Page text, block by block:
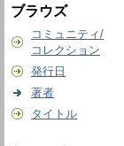
ブラウズ
コミュニティ/
コレクション
発行日
著者
タイトル